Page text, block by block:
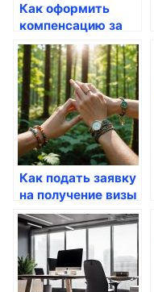
Как оформить
компенсацию за
детский сад через
Госуслуги
Как подать заявку
на получение визы
через Госуслуги